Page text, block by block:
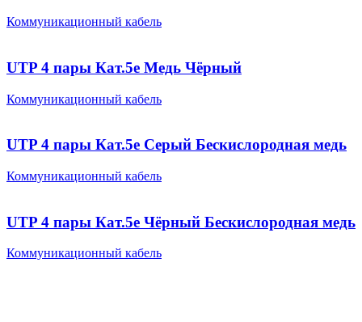
Коммуникационный кабель
UTP 4 пары Кат.5e Медь Чёрный
Коммуникационный кабель
UTP 4 пары Кат.5e Серый Бескислородная медь
Коммуникационный кабель
UTP 4 пары Кат.5e Чёрный Бескислородная медь
Коммуникационный кабель